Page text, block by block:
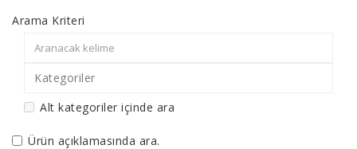
Arama Kriteri
Kategoriler
Alt kategoriler içinde ara
Ürün açıklamasında ara.